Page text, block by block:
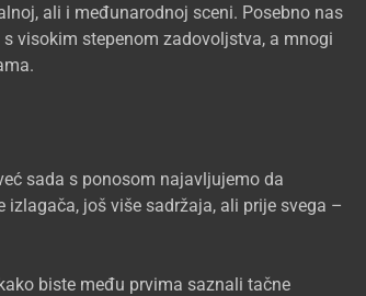
ali i međunarodnoj sceni. Posebno nas
visokim stepenom zadovoljstva, a mnogi
sada s ponosom najavljujemo da
izlagača, još više sadržaja, ali prije svega –
biste među prvima saznali tačne